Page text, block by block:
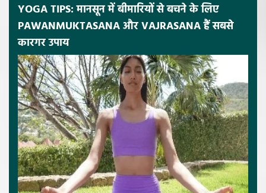
YOGA TIPS: मानसून में बीमारियों से बचने के लिए
PAWANMUKTASANA और VAJRASANA हैं सबसे
कारगर उपाय